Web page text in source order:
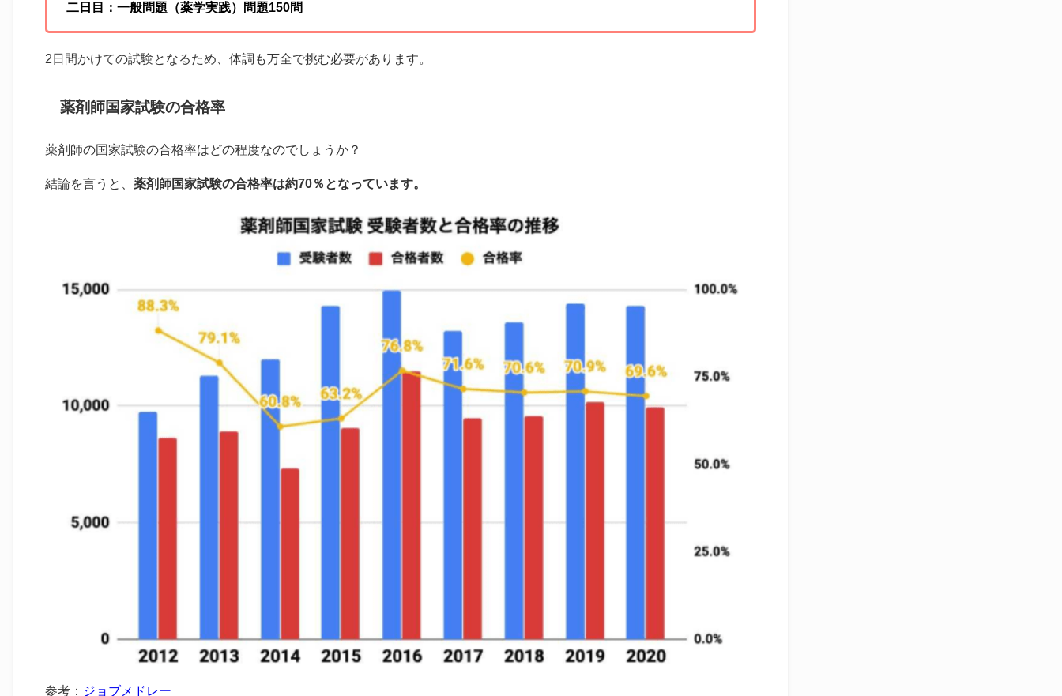
二日目：一般問題（薬学実践）問題150問
2日間かけての試験となるため、体調も万全で挑む必要があります。
薬剤師国家試験の合格率
薬剤師の国家試験の合格率はどの程度なのでしょうか？
結論を言うと、 薬剤師国家試験の合格率は約70％となっています。
参考： ジョブメドレー